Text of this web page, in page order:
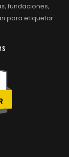
fundaciones,
para etiquetar.